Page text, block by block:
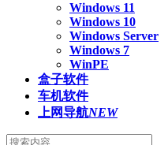
Windows 11
Windows 10
Windows Server
Windows 7
WinPE
盒子软件
车机软件
上网导航NEW